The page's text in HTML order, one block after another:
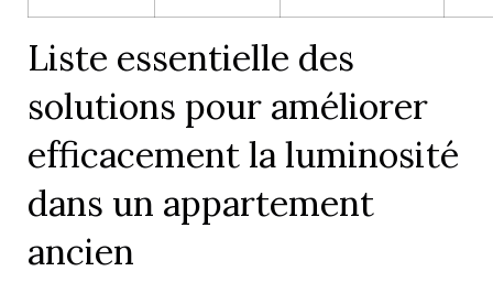
Liste essentielle des
solutions pour améliorer
efficacement la luminosité
dans un appartement
ancien